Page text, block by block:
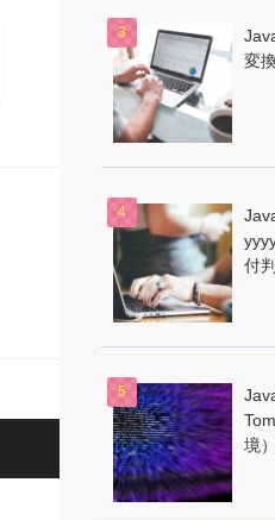
変
付
境